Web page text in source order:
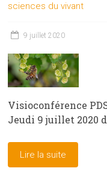
sciences du vivant
9 juillet 2020
Visioconférence
Jeudi 9 juillet 2020
Lire la suite